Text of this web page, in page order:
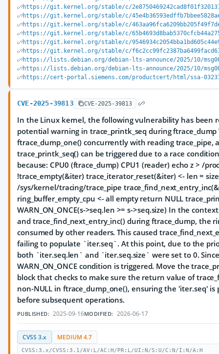
https://git.kernel.org/stable/c/
https://git.kernel.org/stable/c/
https://git.kernel.org/stable/c/
https://git.kernel.org/stable/c/
https://git.kernel.org/stable/c/
https://git.kernel.org/stable/c/
https://lists.debian.org/debian-lts-announce/2025/10/
https://lists.debian.org/debian-lts-announce/2025/10/
https://cert-portal.siemens.com/productcert/html/ssa-
CVE-2025-39813 CVE-2025-39813
In the Linux kernel, the following vulnerability has been
potential warning in trace_printk_seq during ftrace_dump
ftrace_dump_one() concurrently with reading trace_pipe, a
trace_printk_seq() can be triggered due to a race
because: CPU0 (ftrace_dump) CPU1 (reader) echo z > /
!trace_empty(&iter) trace_iterator_reset(&iter) <- len =
/sys/kernel/tracing/trace_pipe
ring_buffer_empty_cpu <- all empty return NULL
WARN_ON_ONCE(s->seq.len >= s->seq.size) In the
and trace_find_next_entry_inc() during ftrace_dump, the
consumed by other readers. This caused
failing to populate `iter.seq`. At this point, due to the
both `iter.seq.len` and `iter.seq.size` were set to 0.
WARN_ON_ONCE condition is triggered. Move the
block that checks to make sure the return value of
non-NULL in ftrace_dump_one(), ensuring the 'iter.seq'
before subsequent operations.
PUBLISHED: 2025-09-16MODIFIED: 2026-06-17
CVSS 3.x MEDIUM 4.7
CVSS:3.x/CVSS:3.1/AV:L/AC:H/PR:L/UI:N/S:U/C:N/I:N/A:H